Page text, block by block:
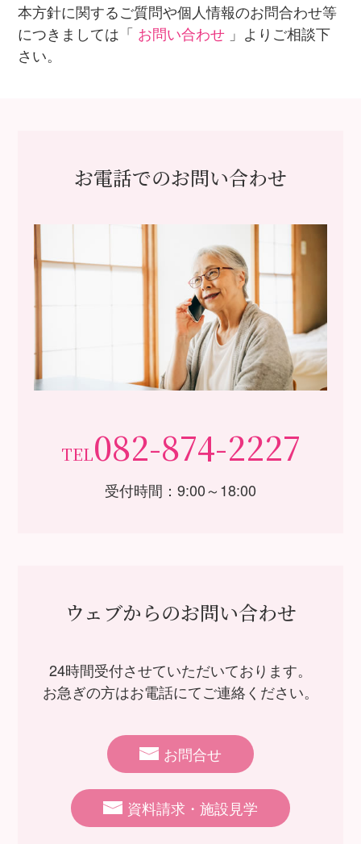
本方針に関するご質問や個人情報のお問合わせ等
につきましては「 お問い合わせ 」よりご相談下
さい。
お電話でのお問い合わせ
TEL082-874-2227
受付時間：9:00～18:00
ウェブからのお問い合わせ
24時間受付させていただいております。
お急ぎの方はお電話にてご連絡ください。
お問合せ
資料請求・施設見学